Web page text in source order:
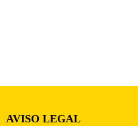
AVISO LEGAL